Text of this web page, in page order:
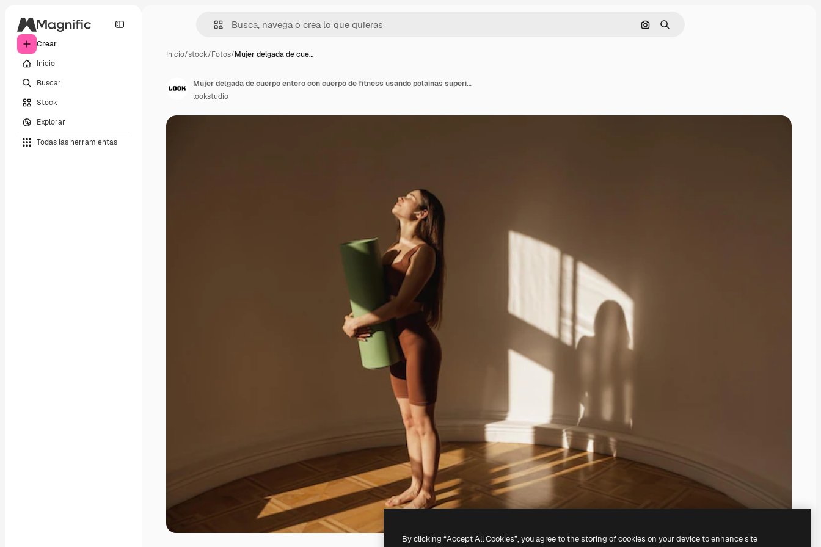
Crear
Inicio
Buscar
Stock
Explorar
Todas las herramientas
Buscar por imagen
Buscar
Inicio/stock/Fotos/Mujer delgada de cue…
Mujer delgada de cuerpo entero con cuerpo de fitness usando polainas superiores sosteniendo colchoneta de ejercicio mientras está de pie en el interior Chica con cabello largo oscuro va a entrenar Concepto de deportes en el hogar
lookstudio
By clicking “Accept All Cookies”, you agree to the storing of cookies on your device to enhance site